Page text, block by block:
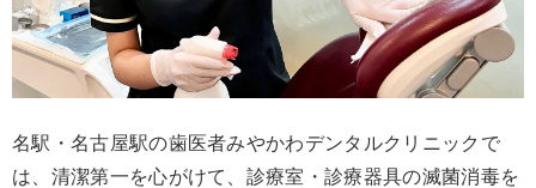
名駅・名古屋駅の歯医者みやかわデンタルクリニックで
は、清潔第一を心がけて、診療室・診療器具の滅菌消毒を